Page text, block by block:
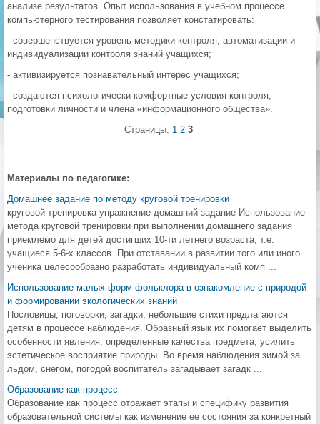
анализе результатов. Опыт использования в учебном процессе
компьютерного тестирования позволяет констатировать:
- совершенствуется уровень методики контроля, автоматизации и
индивидуализации контроля знаний учащихся;
- активизируется познавательный интерес учащихся;
- создаются психологически-комфортные условия контроля,
подготовки личности и члена «информационного общества».
Страницы: 1 2 3
Материалы по педагогике:
Домашнее задание по методу круговой тренировки
круговой тренировка упражнение домашний задание Использование
метода круговой тренировки при выполнении домашнего задания
приемлемо для детей достигших 10-ти летнего возраста, т.е.
учащиеся 5-6-х классов. При отставании в развитии того или иного
ученика целесообразно разработать индивидуальный комп ...
Использование малых форм фольклора в ознакомление с природой
и формировании экологических знаний
Пословицы, поговорки, загадки, небольшие стихи предлагаются
детям в процессе наблюдения. Образный язык их помогает выделить
особенности явления, определенные качества предмета, усилить
эстетическое восприятие природы. Во время наблюдения зимой за
льдом, снегом, погодой воспитатель загадывает загадк ...
Образование как процесс
Образование как процесс отражает этапы и специфику развития
образовательной системы как изменение ее состояния за конкретный